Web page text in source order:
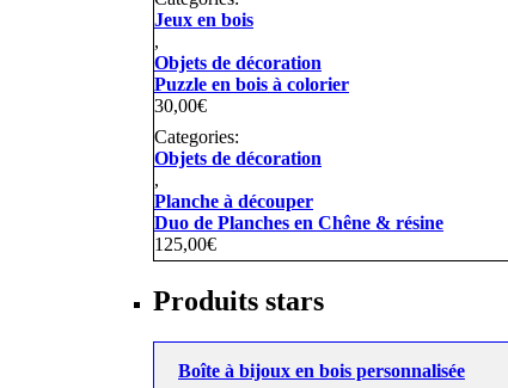
Jeux en bois
,
Objets de décoration
Puzzle en bois à colorier
30,00€
Categories:
Objets de décoration
,
Planche à découper
Duo de Planches en Chêne & résine
125,00€
Produits stars
Boîte à bijoux en bois personnalisée